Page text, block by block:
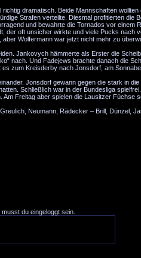
dramatisch. Beide Mannschaften
Strafen verteilte. Diesmal profitierten
und bewahrte die Tornados vor
der oft unsicher wirkte und viele Pucks
Wolfermann war jetzt nicht mehr zu
Jankovych hämmerte als Erster die
nach. Und Fadejews brachte danach die
zum Kreisderby nach Jonsdorf, am
Jonsdorf gewann gegen die stark in
Schließlich war in der Bundesliga
Freitag aber spielen die Lausitzer Füchse
Neumann, Rädecker – Brill, Dünzel,
du eingeloggt sein.